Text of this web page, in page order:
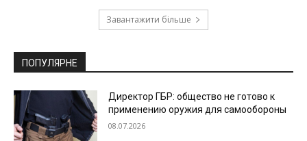
Завантажити більше
ПОПУЛЯРНЕ
Директор ГБР: общество не готово к
применению оружия для самообороны
08.07.2026